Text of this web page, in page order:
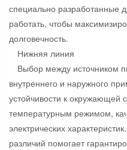
специально разработанные
работать, чтобы
долговечность.
Нижняя линия
Выбор между источником
внутреннего и наружного
устойчивости к окружающей
температурным режимом,
электрических
различий помогает